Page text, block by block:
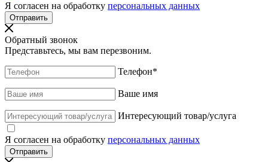
Я согласен на обработку персональных данных
Обратный звонок
Представьтесь, мы вам перезвоним.
Телефон*
Ваше имя
Интересующий товар/услуга
Я согласен на обработку персональных данных